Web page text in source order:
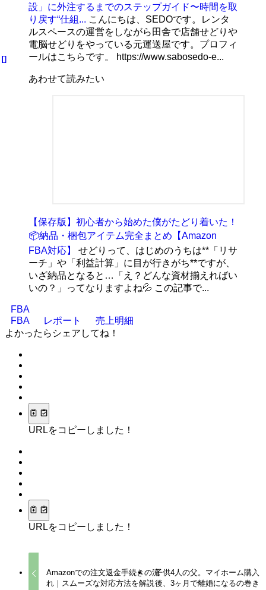
設」に外注するまでのステップガイド〜時間を取
り戻す“仕組... こんにちは、SEDOです。レンタ
ルスペースの運営をしながら田舎で店舗せどりや
電脳せどりをやっている元運送屋です。プロフィ
ールはこちらです。 https://www.sabosedo-e...
あわせて読みたい
【保存版】初心者から始めた僕がたどり着いた！
📦納品・梱包アイテム完全まとめ【Amazon
FBA対応】
せどりって、はじめのうちは**「リサ
ーチ」や「利益計算」に目が行きがち**ですが、
いざ納品となると…「え？どんな資材揃えればい
いの？」ってなりますよね💦 この記事で...
FBA
FBA
レポート
売上明細
よかったらシェアしてね！
URLをコピーしました！
URLをコピーしました！
Amazonでの注文返金手続きの流
れ｜スムーズな対応方法を解説
子供4人の父。マイホーム購入
後、3ヶ月で離婚になるの巻き